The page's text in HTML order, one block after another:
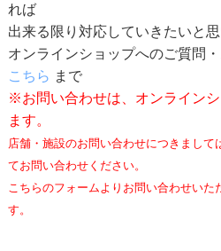
れば
出来る限り対応していきたいと思
オンラインショップへのご質問
こちら まで
※お問い合わせは、オンライン
ます。
店舗・施設のお問い合わせにつきまし
てお問い合わせください。
こちらのフォームよりお問い合わせいた
す。